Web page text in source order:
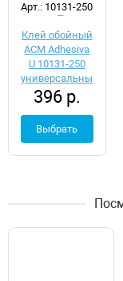
Арт.: 10131-250
Клей обойный
ACM Adhesiva
U 10131-250
универсальный
396 р.
Выбрать